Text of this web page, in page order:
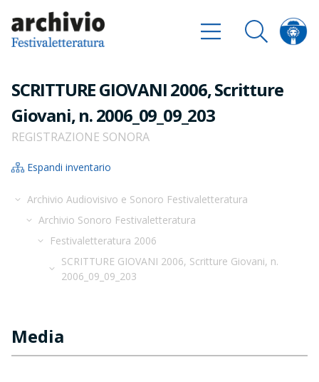
SCRITTURE GIOVANI 2006, Scritture
Giovani, n. 2006_09_09_203
REGISTRAZIONE SONORA
Espandi inventario
Archivio Audiovisivo e Sonoro Festivaletteratura
Archivio Sonoro Festivaletteratura
Festivaletteratura 2006
SCRITTURE GIOVANI 2006, Scritture Giovani, n.
2006_09_09_203
Media